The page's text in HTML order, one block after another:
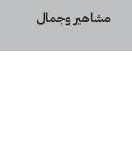
مشاهير وجمال